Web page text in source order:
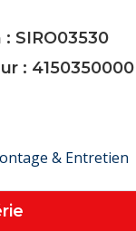
: SIRO03530
: 4150350000
& Entretien